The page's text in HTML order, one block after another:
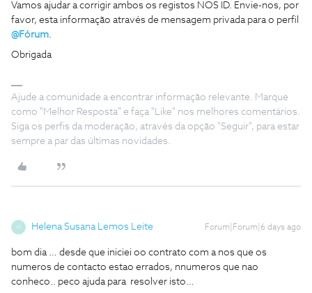
Vamos ajudar a corrigir ambos os registos NOS ID. Envie-nos, por
favor, esta informação através de mensagem privada para o perfil
@Fórum.
Obrigada
Ajude a comunidade a encontrar informação relevante. Marque
como "Melhor Resposta" e faça "Like" nos melhores comentários.
Siga os perfis da moderação, através da opção "Seguir", para estar
sempre a par das últimas novidades.
Helena Susana Lemos Leite Forum|Forum|6 days ago
bom dia … desde que iniciei oo contrato com a nos que os
numeros de contacto estao errados, nnumeros que nao
conheco.. peco ajuda para resolver isto…